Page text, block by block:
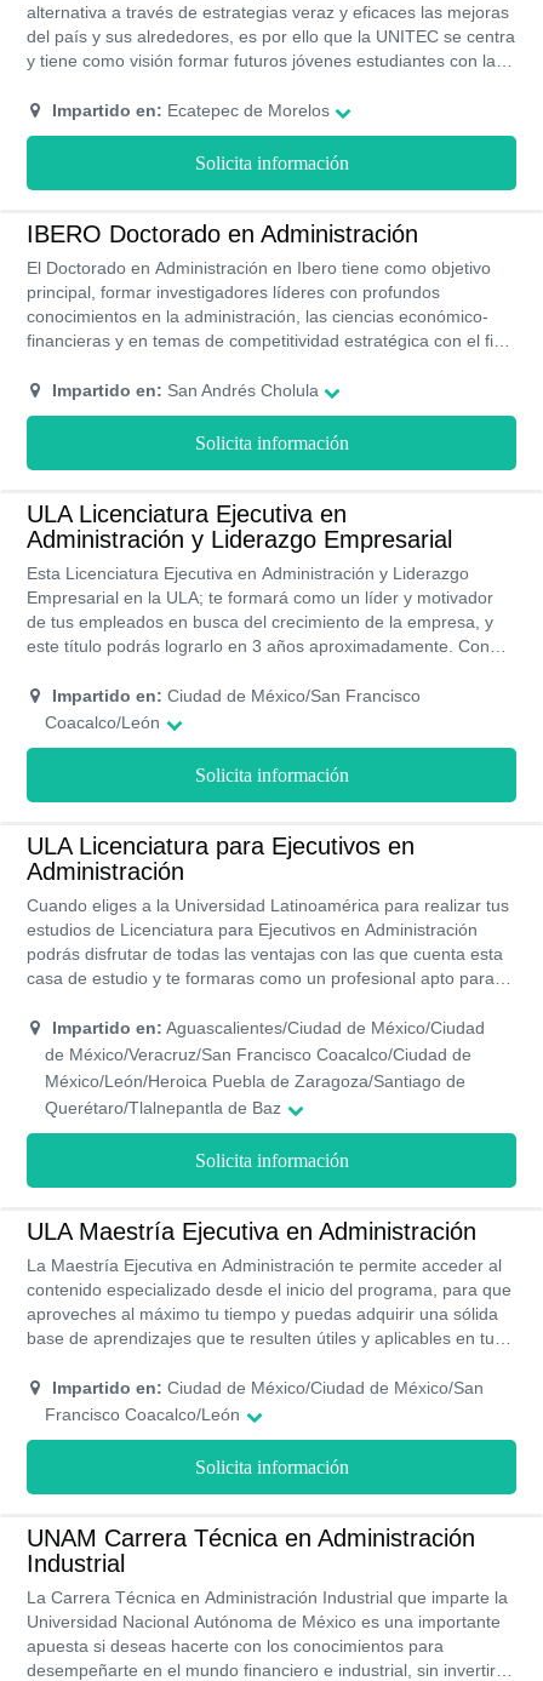
alternativa a través de estrategias veraz y eficaces las mejoras
del país y sus alrededores, es por ello que la UNITEC se centra
y tiene como visión formar futuros jóvenes estudiantes con la
de los negocios con el idioma ingles en calidad para el
entendimiento y el cierre adecuado de las propuestas
presentadas, por esta razón y muchas mas la UNITEC es tu
mayor opción para comenzar tu futuro.
Impartido en: Ecatepec de Morelos
Solicita información
IBERO Doctorado en Administración
El Doctorado en Administración en Ibero tiene como objetivo
principal, formar investigadores líderes con profundos
conocimientos en la administración, las ciencias económico-
financieras y en temas de competitividad estratégica con el fin
los problemas de una empresa u organización. Tiene una
duración de tres años en su modalidad presencial donde
ofrecen becas y ayudas de financiamiento que hacen que sus
colegiaturas sean accesibles.
Impartido en: San Andrés Cholula
Solicita información
ULA Licenciatura Ejecutiva en
Administración y Liderazgo Empresarial
Esta Licenciatura Ejecutiva en Administración y Liderazgo
Empresarial en la ULA; te formará como un líder y motivador
de tus empleados en busca del crecimiento de la empresa, y
este título podrás lograrlo en 3 años aproximadamente. Con
tanto presencial como online. Además, tendrás planes de
financiamientos para que los costos no sean un impedimento
Impartido en: Ciudad de México/San Francisco
Coacalco/León
Solicita información
ULA Licenciatura para Ejecutivos en
Administración
Cuando eliges a la Universidad Latinoamérica para realizar tus
estudios de Licenciatura para Ejecutivos en Administración
podrás disfrutar de todas las ventajas con las que cuenta esta
casa de estudio y te formaras como un profesional apto para
modalidades de estudio que te permiten estudiar sin descuidar
el resto de tus actividades, programas con valides y
reconocimiento oficial prácticas de casos reales que te
permiten obtener una experiencia previa a tu salida laboral y
ayudas económicas para que puedas formarte
Impartido en: Aguascalientes/Ciudad de México/Ciudad
de México/Veracruz/San Francisco Coacalco/Ciudad de
México/León/Heroica Puebla de Zaragoza/Santiago de
Querétaro/Tlalnepantla de Baz
Solicita información
ULA Maestría Ejecutiva en Administración
La Maestría Ejecutiva en Administración te permite acceder al
contenido especializado desde el inicio del programa, para que
aproveches al máximo tu tiempo y puedas adquirir una sólida
base de aprendizajes que te resulten útiles y aplicables en tu
tus objetivos dentro de la misma. En este sentido, los
mencionados estudios constituyen un importante salto en tu
dentro de carrera. Se potenciarán habilidades para consolidar
Impartido en: Ciudad de México/Ciudad de México/San
Francisco Coacalco/León
Solicita información
UNAM Carrera Técnica en Administración
Industrial
La Carrera Técnica en Administración Industrial que imparte la
Universidad Nacional Autónoma de México es una importante
apuesta si deseas hacerte con los conocimientos para
desempeñarte en el mundo financiero e industrial, sin invertir